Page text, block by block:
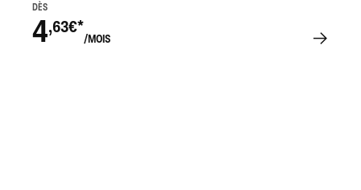
DÈS
4,63€*
/MOIS